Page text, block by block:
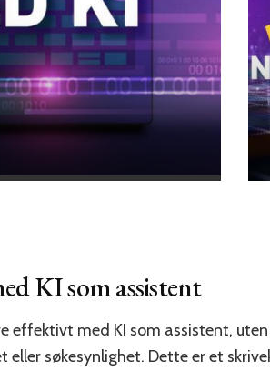
KI som assistent
effektivt med KI som assistent,
eller søkesynlighet. Dette er et